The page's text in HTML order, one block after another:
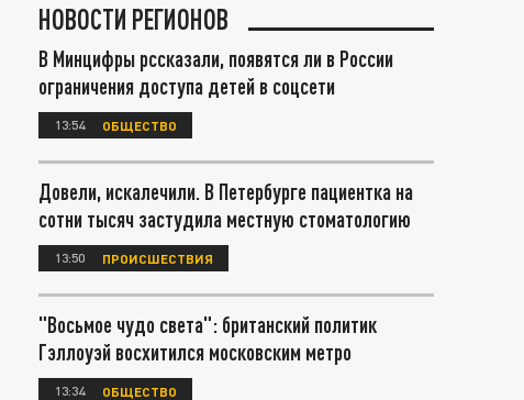
НОВОСТИ РЕГИОНОВ
В Минцифры рссказали, появятся ли в России
ограничения доступа детей в соцсети
13:54 ОБЩЕСТВО
Довели, искалечили. В Петербурге пациентка на
сотни тысяч застудила местную стоматологию
13:50 ПРОИСШЕСТВИЯ
"Восьмое чудо света": британский политик
Гэллоуэй восхитился московским метро
13:34 ОБЩЕСТВО